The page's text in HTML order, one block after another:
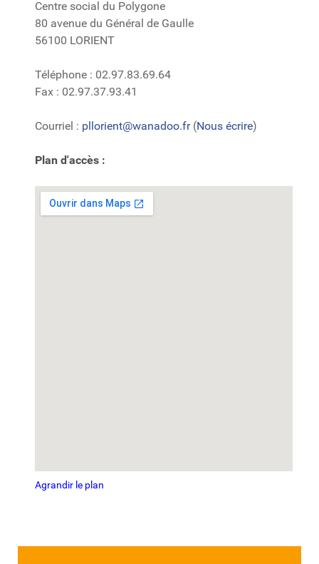
Centre social du Polygone
80 avenue du Général de Gaulle
56100 LORIENT
Téléphone : 02.97.83.69.64
Fax : 02.97.37.93.41
Courriel : pllorient@wanadoo.fr(Nous écrire)
Plan d'accès :
Agrandir le plan